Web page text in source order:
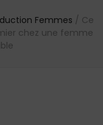
Femmes / Ce
chez une femme